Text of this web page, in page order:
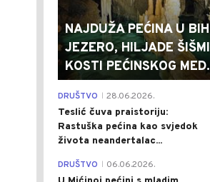
NAJDUŽA PEĆINA U
JEZERO, HILJADE
KOSTI PEĆINSKOG
DRUŠTVO 28.06.2026.
Teslić čuva praistoriju:
Rastuška pećina kao svjedok
života neandertalac...
DRUŠTVO 06.06.2026.